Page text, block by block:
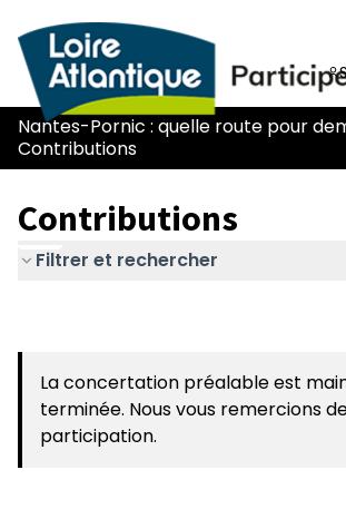
Nantes-Pornic : quelle route pour
Contributions
Contributions
Filtrer et rechercher
La concertation préalable est
terminée. Nous vous remercions
participation.